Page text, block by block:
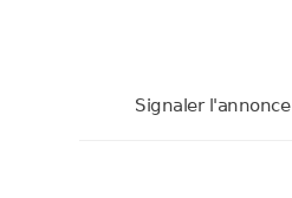
Signaler l'annonce